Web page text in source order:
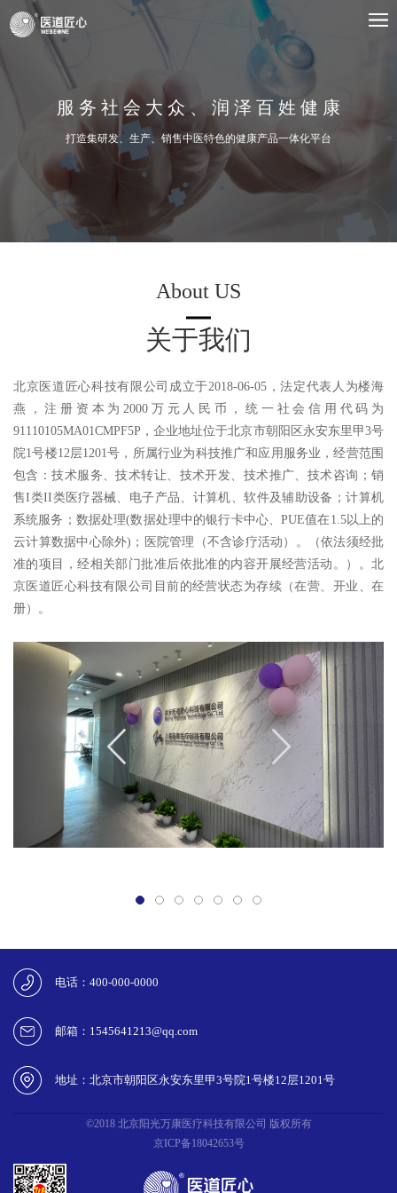
服 务 社 会 大 众 、 润 泽 百 姓 健 康
打造集研发、生产、销售中医特色的健康产品一体化平台
About US
关于我们
北京医道匠心科技有限公司成立于2018-06-05，法定代表人为楼海
燕，注册资本为2000万元人民币，统一社会信用代码为
91110105MA01CMPF5P，企业地址位于北京市朝阳区永安东里甲3号
院1号楼12层1201号，所属行业为科技推广和应用服务业，经营范围
包含：技术服务、技术转让、技术开发、技术推广、技术咨询；销
售I类II类医疗器械、电子产品、计算机、软件及辅助设备；计算机
系统服务；数据处理(数据处理中的银行卡中心、PUE值在1.5以上的
云计算数据中心除外)；医院管理（不含诊疗活动）。（依法须经批
准的项目，经相关部门批准后依批准的内容开展经营活动。）。北
京医道匠心科技有限公司目前的经营状态为存续（在营、开业、在
册）
。
电话：400-000-0000
邮箱：1545641213@qq.com
地址：北京市朝阳区永安东里甲3号院1号楼12层1201号
©2018 北京阳光万康医疗科技有限公司 版权所有
京ICP备18042653号